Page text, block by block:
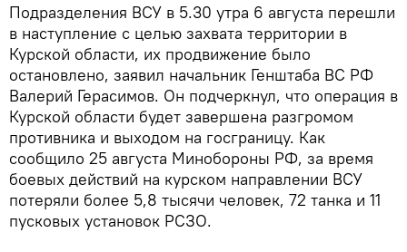
Подразделения ВСУ в 5.30 утра 6 августа перешли
в наступление с целью захвата территории в
Курской области, их продвижение было
остановлено, заявил начальник Генштаба ВС РФ
Валерий Герасимов. Он подчеркнул, что операция в
Курской области будет завершена разгромом
противника и выходом на госграницу. Как
сообщило 25 августа Минобороны РФ, за время
боевых действий на курском направлении ВСУ
потеряли более 5,8 тысячи человек, 72 танка и 11
пусковых установок РСЗО.